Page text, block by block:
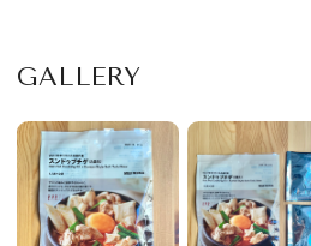
GALLERY